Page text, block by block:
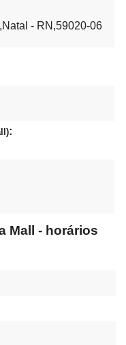
- RN,59020-06
:
Mall - horários